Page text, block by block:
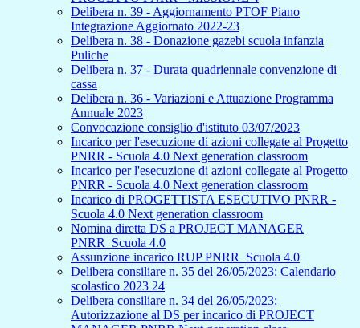
Delibera n. 39 - Aggiornamento PTOF Piano
Integrazione Aggiornato 2022-23
Delibera n. 38 - Donazione gazebi scuola infanzia
Puliche
Delibera n. 37 - Durata quadriennale convenzione di
cassa
Delibera n. 36 - Variazioni e Attuazione Programma
Annuale 2023
Convocazione consiglio d'istituto 03/07/2023
Incarico per l'esecuzione di azioni collegate al Progetto
PNRR - Scuola 4.0 Next generation classroom
Incarico per l'esecuzione di azioni collegate al Progetto
PNRR - Scuola 4.0 Next generation classroom
Incarico di PROGETTISTA ESECUTIVO PNRR -
Scuola 4.0 Next generation classroom
Nomina diretta DS a PROJECT MANAGER
PNRR_Scuola 4.0
Assunzione incarico RUP PNRR_Scuola 4.0
Delibera consiliare n. 35 del 26/05/2023: Calendario
scolastico 2023 24
Delibera consiliare n. 34 del 26/05/2023:
Autorizzazione al DS per incarico di PROJECT